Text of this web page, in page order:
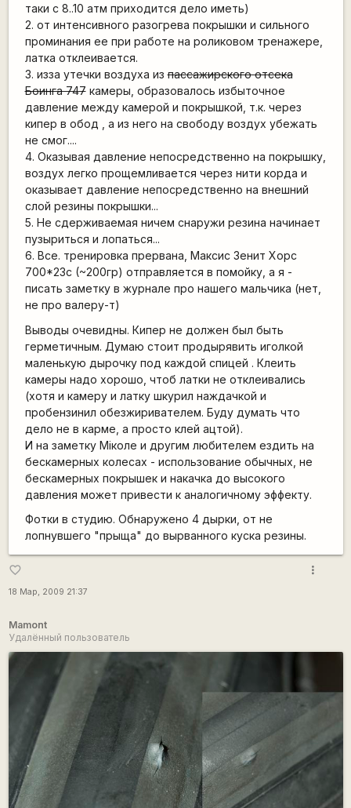
таки с 8..10 атм приходится дело иметь)
2. от интенсивного разогрева покрышки и сильного
проминания ее при работе на роликовом тренажере,
латка отклеивается.
3. изза утечки воздуха изпассажирского отсека
Боинга 747камеры, образовалось избыточное
давление между камерой и покрышкой, т.к. через
кипер в обод , а из него на свободу воздух убежать
не смог....
4. Оказывая давление непосредственно на покрышку,
воздух легко прощемливается через нити корда и
оказывает давление непосредственно на внешний
слой резины покрышки...
5. Не сдерживаемая ничем снаружи резина начинает
пузыриться и лопаться...
6. Все. тренировка прервана, Максис Зенит Хорс
700*23с (~200гр) отправляется в помойку, а я -
писать заметку в журнале про нашего мальчика (нет,
не про валеру-т)
Выводы очевидны. Кипер не должен был быть
герметичным. Думаю стоит продырявить иголкой
маленькую дырочку под каждой спицей . Клеить
камеры надо хорошо, чтоб латки не отклеивались
(хотя и камеру и латку шкурил наждачкой и
пробензинил обезжиривателем. Буду думать что
дело не в карме, а просто клей ацтой).
И на заметку Мiколе и другим любителем ездить на
бескамерных колесах - использование обычных, не
бескамерных покрышек и накачка до высокого
давления может привести к аналогичному эффекту.
Фотки в студию. Обнаружено 4 дырки, от не
лопнувшего "прыща" до вырванного куска резины.
favorite_border
18 Мар, 2009 21:37
more_vert
Mamont
Удалённый пользователь